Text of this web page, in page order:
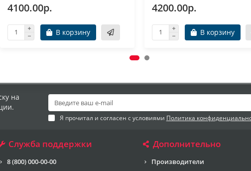
4100.00р.
В корзину
4200.00р.
В корзину
на
Я прочитал и согласен с условиями Политика
Служба поддержки
8 (800) 000-00-00
Дополнительно
Производители